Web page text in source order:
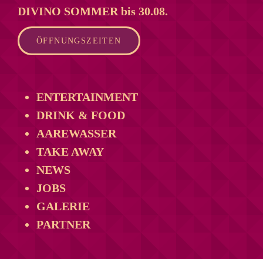
DIVINO SOMMER bis 30.08.
ÖFFNUNGSZEITEN
ENTERTAINMENT
DRINK & FOOD
AAREWASSER
TAKE AWAY
NEWS
JOBS
GALERIE
PARTNER